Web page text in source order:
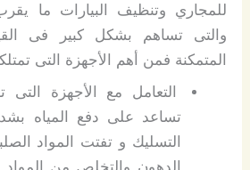
للمجاري وتنظيف البيارات ما
والتى تساهم بشكل كبير فى
المتمكنة فمن أهم الأجهزة التى
التعامل مع الأجهزة
تساعد على دفع المياه
التسليك و تفتت المواد